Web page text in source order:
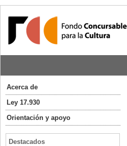
Acerca de
Ley 17.930
Orientación y apoyo
Destacados